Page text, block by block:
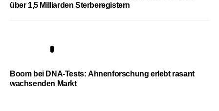
über 1,5 Milliarden Sterberegistern
Boom bei DNA-Tests: Ahnenforschung erlebt rasant
wachsenden Markt